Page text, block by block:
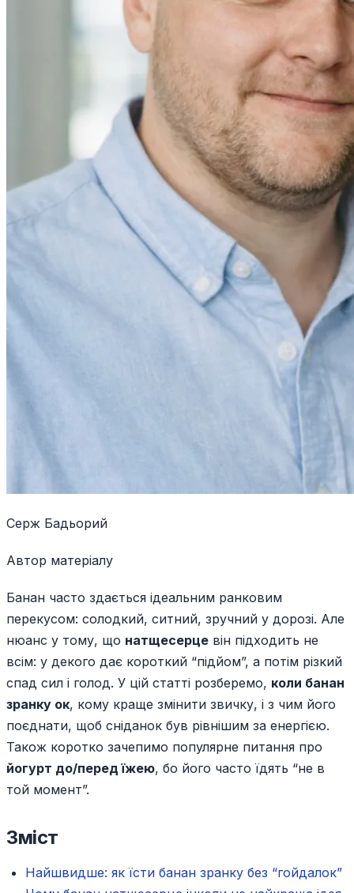
Серж Бадьорий
Автор матеріалу
Банан часто здається ідеальним ранковим
перекусом: солодкий, ситний, зручний у дорозі. Але
нюанс у тому, що натщесерце він підходить не
всім: у декого дає короткий “підйом”, а потім різкий
спад сил і голод. У цій статті розберемо, коли банан
зранку ок, кому краще змінити звичку, і з чим його
поєднати, щоб сніданок був рівнішим за енергією.
Також коротко зачепимо популярне питання про
йогурт до/перед їжею, бо його часто їдять “не в
той момент”.
Зміст
Найшвидше: як їсти банан зранку без “гойдалок”